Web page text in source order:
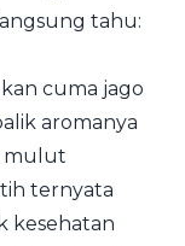
tahu:
cuma jago
aromanya
mulut
ternyata
kesehatan